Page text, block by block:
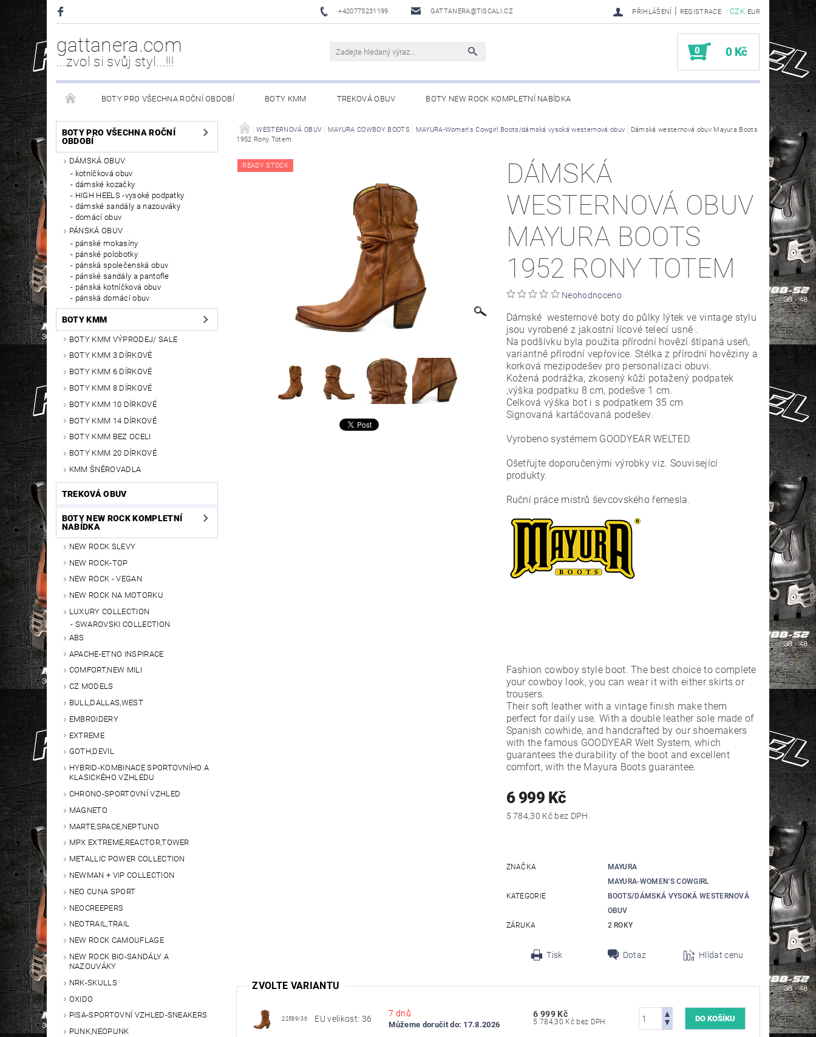
+420775231199 GATTANERA@TISCALI.CZ CZK EUR
PŘIHLÁŠENÍ | REGISTRACE
gattanera.com
...zvol si svůj styl...!!!
0 0 Kč
BOTY PRO VŠECHNA ROČNÍ OBDOBÍ BOTY KMM TREKOVÁ OBUV BOTY NEW ROCK KOMPLETNÍ NABÍDKA
NEW ROCK DOPLŇKY/NÁHRADNÍ DÍLY WESTERNOVÁ OBUV WESTERN BELTS /WESTERNOVÉ OPASKY/ BOTY SENDRA-SENDRA HANDMADE BIKER BOOTS
PÉČE O OBUV
BOTY PRO VŠECHNA ROČNÍ
OBDOBÍ
DÁMSKÁ OBUV
kotníčková obuv
dámské kozačky
HIGH HEELS -vysoké podpatky
dámské sandály a nazouváky
domácí obuv
PÁNSKÁ OBUV
pánské mokasíny
pánské polobotky
pánská společenská obuv
pánské sandály a pantofle
pánská kotníčková obuv
pánská domácí obuv
BOTY KMM
BOTY KMM VÝPRODEJ/ SALE
BOTY KMM 3 DÍRKOVÉ
BOTY KMM 6 DÍRKOVÉ
BOTY KMM 8 DÍRKOVÉ
BOTY KMM 10 DÍRKOVÉ
BOTY KMM 14 DÍRKOVÉ
BOTY KMM BEZ OCELI
BOTY KMM 20 DÍRKOVÉ
KMM ŠNĚROVADLA
TREKOVÁ OBUV
BOTY NEW ROCK KOMPLETNÍ
NABÍDKA
NEW ROCK SLEVY
NEW ROCK-TOP
NEW ROCK - VEGAN
NEW ROCK NA MOTORKU
LUXURY COLLECTION
SWAROVSKI COLLECTION
ABS
APACHE-ETNO INSPIRACE
COMFORT,NEW MILI
CZ MODELS
BULL,DALLAS,WEST
EMBROIDERY
EXTREME
GOTH,DEVIL
HYBRID-KOMBINACE SPORTOVNÍHO A
KLASICKÉHO VZHLEDU
CHRONO-SPORTOVNÍ VZHLED
MAGNETO
MARTE,SPACE,NEPTUNO
MPX EXTREME,REACTOR,TOWER
METALLIC POWER COLLECTION
NEWMAN + VIP COLLECTION
NEO CUNA SPORT
NEOCREEPERS
NEOTRAIL,TRAIL
NEW ROCK CAMOUFLAGE
NEW ROCK BIO-SANDÁLY A
NAZOUVÁKY
NRK-SKULLS
OXIDO
PISA-SPORTOVNÍ VZHLED-SNEAKERS
PUNK,NEOPUNK
WESTERNOVÁ OBUV MAYURA COWBOY BOOTS MAYURA-Women's Cowgirl Boots/dámská vysoká westernová obuv
Dámská westernová obuv Mayura Boots
1952 Rony Totem
READY STOCK
DÁMSKÁ
WESTERNOVÁ OBUV
MAYURA BOOTS
1952 RONY TOTEM
Neohodnoceno
Dámské westernové boty do půlky lýtek ve vintage stylu
jsou vyrobené z jakostní lícové telecí usně .
Na podšívku byla použita přírodní hovězí štípaná useň,
variantně přírodní vepřovice. Stélka z přírodní hověziny a
korková mezipodešev pro personalizaci obuvi.
Kožená podrážka, zkosený kůží potažený podpatek
,výška podpatku 8 cm, podešve 1 cm.
Celková výška bot i s podpatkem 35 cm
Signovaná kartáčovaná podešev.
Vyrobeno systémem GOODYEAR WELTED.
Ošetřujte doporučenými výrobky viz. Související
produkty.
Ruční práce mistrů ševcovského řemesla.
Fashion cowboy style boot. The best choice to complete
your cowboy look, you can wear it with either skirts or
trousers.
Their soft leather with a vintage finish make them
perfect for daily use. With a double leather sole made of
Spanish cowhide, and handcrafted by our shoemakers
with the famous GOODYEAR Welt System, which
guarantees the durability of the boot and excellent
comfort, with the Mayura Boots guarantee.
6 999 Kč
5 784,30 Kč bez DPH
ZNAČKA MAYURA
KATEGORIE
MAYURA-WOMEN'S COWGIRL
BOOTS/DÁMSKÁ VYSOKÁ WESTERNOVÁ
OBUV
ZÁRUKA
2 ROKY
Tisk Dotaz Hlídat cenu
ZVOLTE VARIANTU
22589/36 EU velikost: 36
7 dnů
Můžeme doručit do: 17.8.2026
6 999 Kč
5 784,30 Kč bez DPH